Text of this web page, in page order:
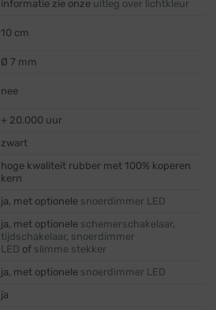
informatie zie onze uitleg over lichtkleur
10 cm
Ø 7 mm
nee
+ 20.000 uur
zwart
hoge kwaliteit rubber met 100% koperen
kern
ja, met optionele snoerdimmer LED
ja, met optionele schemerschakelaar
tijdschakelaar snoerdimmer
LED of slimme stekker
ja, met optionele snoerdimmer LED
ja